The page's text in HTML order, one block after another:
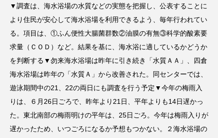
▼調査は、海水浴場の水質などの実態を把握し、公表することに
より住民が安心して海水浴場を利用できるよう、毎年行われてい
る。項目は、①ふん便性大腸菌群数②油膜の有無③科学的酸素要
求量（ＣＯＤ）など。結果を基に、海水浴に適しているかどうか
を判断する▼勿来海水浴場は昨年に引き続き「水質ＡＡ」、四倉
海水浴場は昨年の「水質Ａ」から改善された。同センターでは、
遊泳期間中の21、22の両日にも調査を行う予定▼今年の梅雨入
りは、６月26日ごろで、昨年より21日、平年よりも14日遅かっ
た。東北南部の梅雨明けの平年は、25日ごろ。今年は梅雨入りが
遅かったため、いつごろになるか予想もつかない。２海水浴場の